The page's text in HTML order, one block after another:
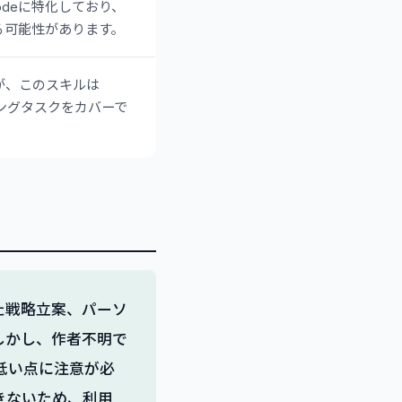
に特化しており、
能性があります。
このスキルは
グタスクをカバーで
略立案、パーソ
し、作者不明で
い点に注意が必